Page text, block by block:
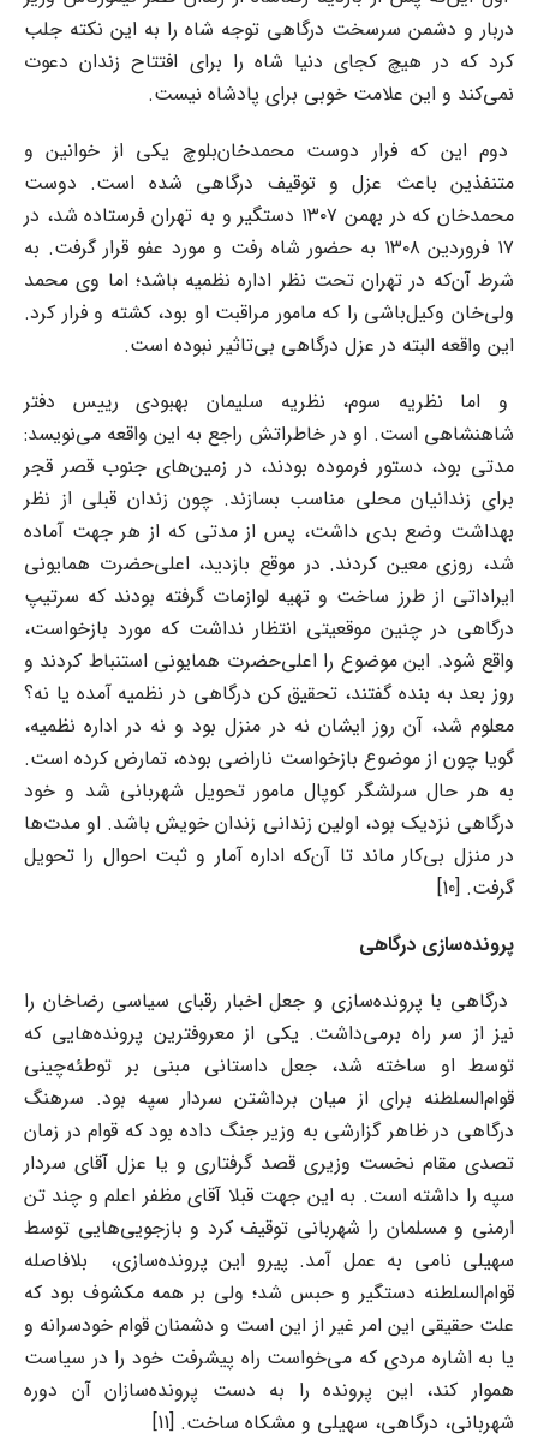
دربار و دشمن سرسخت درگاهی توجه شاه را به این نکته جلب
کرد که در هیچ کجای دنیا شاه را برای افتتاح زندان دعوت
نمی‌کند و این علامت خوبی برای پادشاه نیست.
دوم این که فرار دوست محمدخان‌بلوچ یکی از خوانین و
متنفذین باعث عزل و توقیف درگاهی شده است. دوست
محمدخان که در بهمن ۱۳۰۷ دستگیر و به تهران فرستاده شد، در
۱۷ فروردین ۱۳۰۸ به حضور شاه رفت و مورد عفو قرار گرفت. به
شرط آن‌که در تهران تحت نظر اداره نظمیه باشد؛ اما وی محمد
ولی‌خان وکیل‌باشی را که مامور مراقبت او بود، کشته و فرار کرد.
این واقعه البته در عزل درگاهی بی‌تاثیر نبوده است.
و اما نظریه سوم، نظریه سلیمان‌ بهبودی رییس دفتر
شاهنشاهی است. او در خاطراتش راجع به این واقعه می‌نویسد:
مدتی بود، دستور فرموده بودند، در زمین‌های جنوب قصر قجر
برای زندانیان محلی مناسب بسازند. چون زندان قبلی از نظر
بهداشت وضع بدی داشت، پس از مدتی که از هر جهت آماده
شد، روزی معین کردند. در موقع بازدید، اعلی‌حضرت همایونی
ایراداتی از طرز ساخت و تهیه لوازمات گرفته بودند که سرتیپ
درگاهی در چنین موقعیتی انتظار نداشت که مورد بازخواست،
واقع شود. این موضوع را اعلی‌حضرت همایونی استنباط کردند و
روز بعد به بنده گفتند، تحقیق کن درگاهی در نظمیه آمده یا نه؟
معلوم شد، آن روز ایشان نه در منزل بود و نه در اداره نظمیه،
گویا چون از موضوع بازخواست ناراضی بوده، تمارض کرده است.
به هر حال سرلشگر کوپال مامور تحویل شهربانی شد و خود
درگاهی نزدیک بود، اولین زندانی زندان خویش باشد. او مدت‌ها
در منزل بی‌کار ماند تا آن‌که اداره آمار و ثبت احوال را تحویل
گرفت. [10]
پرونده‌سازی درگاهی
درگاهی با پرونده‌سازی و جعل اخبار رقبای سیاسی رضاخان را
نیز از سر راه برمی‌داشت. یکی از معروفترین پرونده‌هایی که
توسط او ساخته شد، جعل داستانی مبنی بر توطئه‌چینی
قوام‌السلطنه برای از میان برداشتن سردار سپه بود. سرهنگ
درگاهی در ظاهر گزارشی به وزیر جنگ داده بود که قوام در زمان
تصدی مقام نخست وزیری قصد گرفتاری و یا عزل آقای سردار
سپه را داشته است. به این جهت قبلا آقای مظفر اعلم و چند تن
ارمنی و مسلمان را شهربانی توقیف کرد و بازجویی‌هایی توسط
سهیلی نامی‌ به عمل آمد. پیرو این پرونده‌سازی، بلافاصله
قوام‌السلطنه دستگیر و حبس شد؛ ولی بر همه مکشوف بود که
علت حقیقی این امر غیر از این است و دشمنان قوام خودسرانه و
یا به اشاره مردی که می‌خواست راه پیشرفت خود را در سیاست
هموار کند، این پرونده را به دست پرونده‌سازان آن دوره
شهربانی، درگاهی، سهیلی و مشکاه ساخت. [11]